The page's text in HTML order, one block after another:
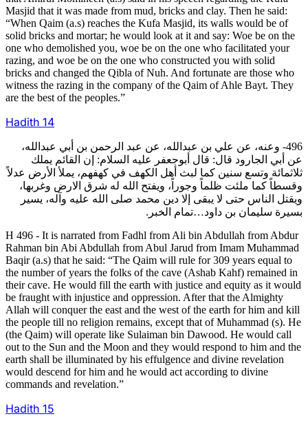
Masjid that it was made from mud, bricks and clay. Then he said:
“When Qaim (a.s) reaches the Kufa Masjid, its walls would be of
solid bricks and mortar; he would look at it and say: Woe be on the
one who demolished you, woe be on the one who facilitated your
razing, and woe be on the one who constructed you with solid
bricks and changed the Qibla of Nuh. And fortunate are those who
witness the razing in the company of the Qaim of Ahle Bayt. They
are the best of the peoples.”
Hadith 14
496- وعنه، عن علي بن عبدالله، عن عبد الرحمن بن أبي عبدالله،
عن أبي الجارود قال: قال أبوجعفر عليه السلام: إن القائم يملك
ثلاثمائة وتسع سنين كما لبث أهل الكهف في كهفهم، يملأ الأرض عدلاً
وقسطاً كما ملئت ظلماً وجوراً، ويفتح الله له شرق الارض وغربها،
ويقتل الناس حتى لا يبقى إلا دين محمد صلى الله عليه وآله، يسير
بسيرة سليمان بن داود…تمام الخبر.
H 496 - It is narrated from Fadhl from Ali bin Abdullah from Abdur
Rahman bin Abi Abdullah from Abul Jarud from Imam Muhammad
Baqir (a.s) that he said: “The Qaim will rule for 309 years equal to
the number of years the folks of the cave (Ashab Kahf) remained in
their cave. He would fill the earth with justice and equity as it would
be fraught with injustice and oppression. After that the Almighty
Allah will conquer the east and the west of the earth for him and kill
the people till no religion remains, except that of Muhammad (s). He
(the Qaim) will operate like Sulaiman bin Dawood. He would call
out to the Sun and the Moon and they would respond to him and the
earth shall be illuminated by his effulgence and divine revelation
would descend for him and he would act according to divine
commands and revelation.”
Hadith 15